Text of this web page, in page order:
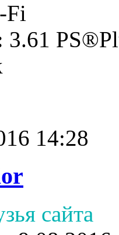
Fi
3.61
14:28
сайта